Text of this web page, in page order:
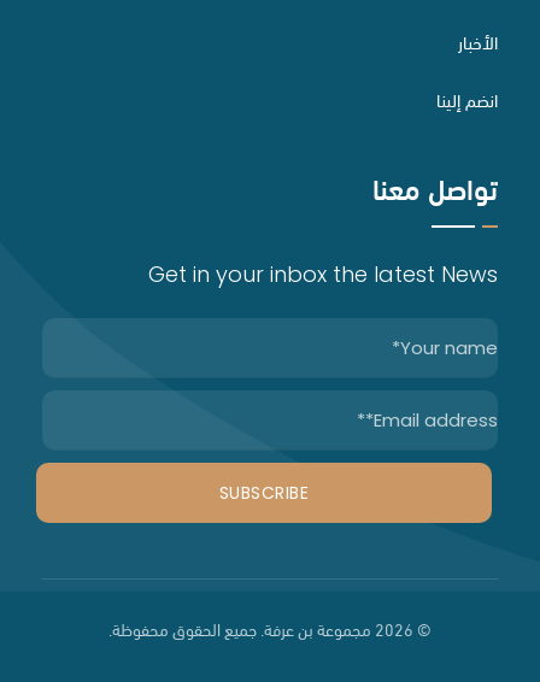
حقوق الملكية الفكرية
اعداد لوائح تنظيم العمل
الاستثمار الأجنبي وتراخيصه
الخدمات الصناعية
التحكيم
الدراسات والاستشارات القانونية
تأسيس الشركات
الأخبار
انضم إلينا
تواصل معنا
Get in your inbox the latest News
© 2026 مجموعة بن عرفة. جميع الحقوق محفوظة.